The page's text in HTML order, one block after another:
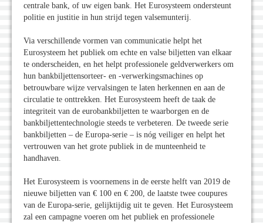
centrale bank, of uw eigen bank. Het Eurosysteem ondersteunt
politie en justitie in hun strijd tegen valsemunterij.
Via verschillende vormen van communicatie helpt het
Eurosysteem het publiek om echte en valse biljetten van elkaar
te onderscheiden, en het helpt professionele geldverwerkers om
hun bankbiljettensorteer- en -verwerkingsmachines op
betrouwbare wijze vervalsingen te laten herkennen en aan de
circulatie te onttrekken. Het Eurosysteem heeft de taak de
integriteit van de eurobankbiljetten te waarborgen en de
bankbiljettentechnologie steeds te verbeteren. De tweede serie
bankbiljetten – de Europa-serie – is nóg veiliger en helpt het
vertrouwen van het grote publiek in de munteenheid te
handhaven.
Het Eurosysteem is voornemens in de eerste helft van 2019 de
nieuwe biljetten van € 100 en € 200, de laatste twee coupures
van de Europa-serie, gelijktijdig uit te geven. Het Eurosysteem
zal een campagne voeren om het publiek en professionele